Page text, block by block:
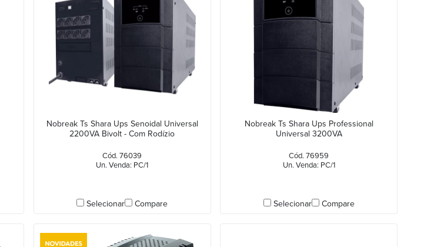
Nobreak Ts Shara Ups Senoidal Universal
2200VA Bivolt - Com Rodízio
Cód. 76039
Un. Venda: PC/1
Selecionar Compare
Nobreak Ts Shara Ups Professional
Universal 3200VA
Cód. 76959
Un. Venda: PC/1
Selecionar Compare